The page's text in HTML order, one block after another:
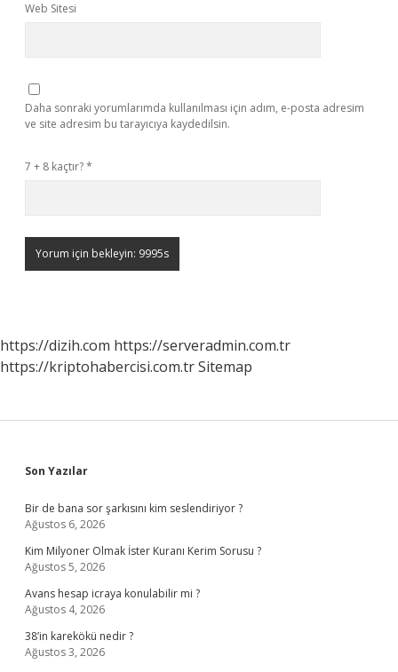
Web Sitesi
Daha sonraki yorumlarımda kullanılması için adım, e-posta adresim
ve site adresim bu tarayıcıya kaydedilsin.
7 + 8 kaçtır?*
https://dizih.com https://serveradmin.com.tr
https://kriptohabercisi.com.trSitemap
Sidebar
Son Yazılar
Bir de bana sor şarkısını kim seslendiriyor ?
Ağustos 6, 2026
Kim Milyoner Olmak İster Kuranı Kerim Sorusu ?
Ağustos 5, 2026
Avans hesap icraya konulabilir mi ?
Ağustos 4, 2026
38’in karekökü nedir ?
Ağustos 3, 2026